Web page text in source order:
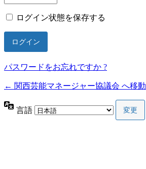
ログイン状態を保存する
パスワードをお忘れですか ?
← 関西芸能マネージャー協議会 へ移動
言語